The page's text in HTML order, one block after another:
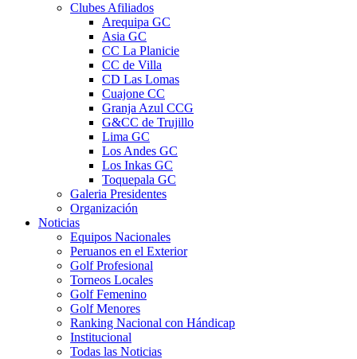
Clubes Afiliados
Arequipa GC
Asia GC
CC La Planicie
CC de Villa
CD Las Lomas
Cuajone CC
Granja Azul CCG
G&CC de Trujillo
Lima GC
Los Andes GC
Los Inkas GC
Toquepala GC
Galeria Presidentes
Organización
Noticias
Equipos Nacionales
Peruanos en el Exterior
Golf Profesional
Torneos Locales
Golf Femenino
Golf Menores
Ranking Nacional con Hándicap
Institucional
Todas las Noticias